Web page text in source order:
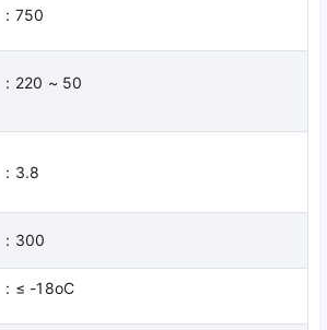
dàng vệ sinh, đảm bảo an toàn thực
nhanh chóng. Thân tủ đông
bằng thép bền bỉ có khả năng chống va
: 750
: 220 ~ 50
: 3.8
: 300
: ≤ -18oC